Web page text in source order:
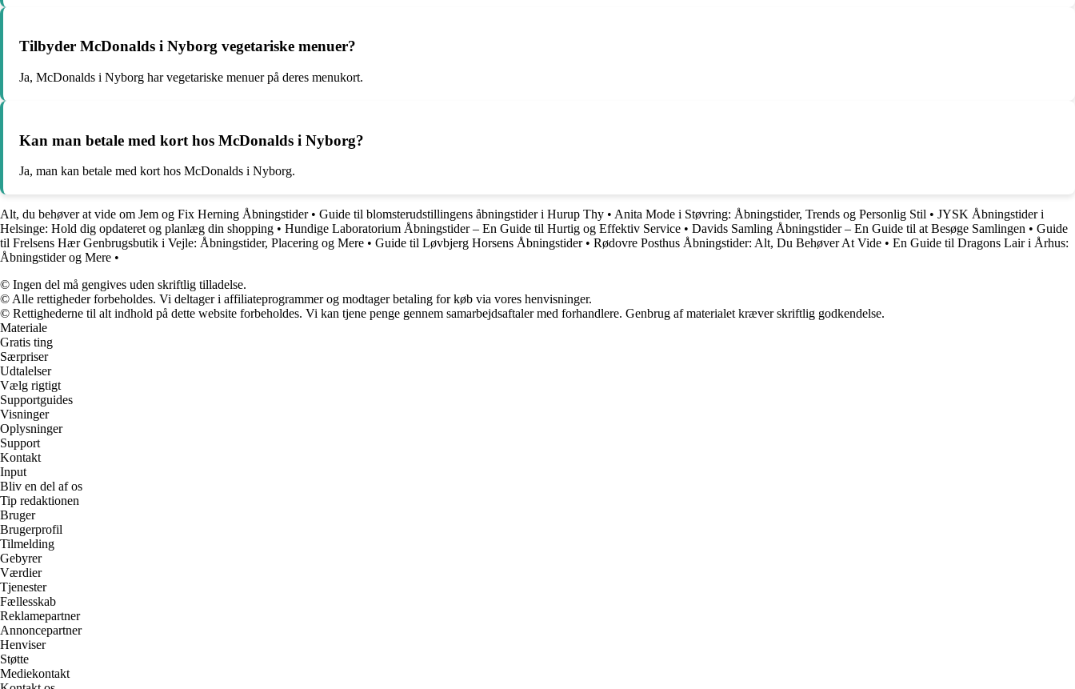
Tilbyder McDonalds i Nyborg vegetariske menuer?
Ja, McDonalds i Nyborg har vegetariske menuer på deres menukort.
Kan man betale med kort hos McDonalds i Nyborg?
Ja, man kan betale med kort hos McDonalds i Nyborg.
Alt, du behøver at vide om Jem og Fix Herning Åbningstider• Guide til blomsterudstillingens åbningstider i Hurup Thy • Anita Mode i Støvring: Åbningstider, Trends og Personlig Stil • JYSK Åbningstider i
Helsinge: Hold dig opdateret og planlæg din shopping • Hundige Laboratorium Åbningstider – En Guide til Hurtig og Effektiv Service • Davids Samling Åbningstider – En Guide til at Besøge Samlingen • Guide
til Frelsens Hær Genbrugsbutik i Vejle: Åbningstider, Placering og Mere • Guide til Løvbjerg Horsens Åbningstider• Rødovre Posthus Åbningstider: Alt, Du Behøver At Vide • En Guide til Dragons Lair i Århus:
Åbningstider og Mere •
© Ingen del må gengives uden skriftlig tilladelse.
© Alle rettigheder forbeholdes. Vi deltager i affiliateprogrammer og modtager betaling for køb via vores henvisninger.
© Rettighederne til alt indhold på dette website forbeholdes. Vi kan tjene penge gennem samarbejdsaftaler med forhandlere. Genbrug af materialet kræver skriftlig godkendelse.
Materiale
Gratis ting
Særpriser
Udtalelser
Vælg rigtigt
Supportguides
Visninger
Oplysninger
Support
Kontakt
Input
Bliv en del af os
Tip redaktionen
Bruger
Brugerprofil
Tilmelding
Gebyrer
Værdier
Tjenester
Fællesskab
Reklamepartner
Annoncepartner
Henviser
Støtte
Mediekontakt